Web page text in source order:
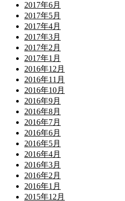
2017年6月
2017年5月
2017年4月
2017年3月
2017年2月
2017年1月
2016年12月
2016年11月
2016年10月
2016年9月
2016年8月
2016年7月
2016年6月
2016年5月
2016年4月
2016年3月
2016年2月
2016年1月
2015年12月